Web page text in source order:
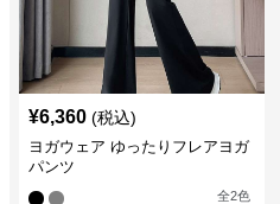
¥6,360 (税込)
ヨガウェア ゆったりフレアヨガ
パンツ
全2色